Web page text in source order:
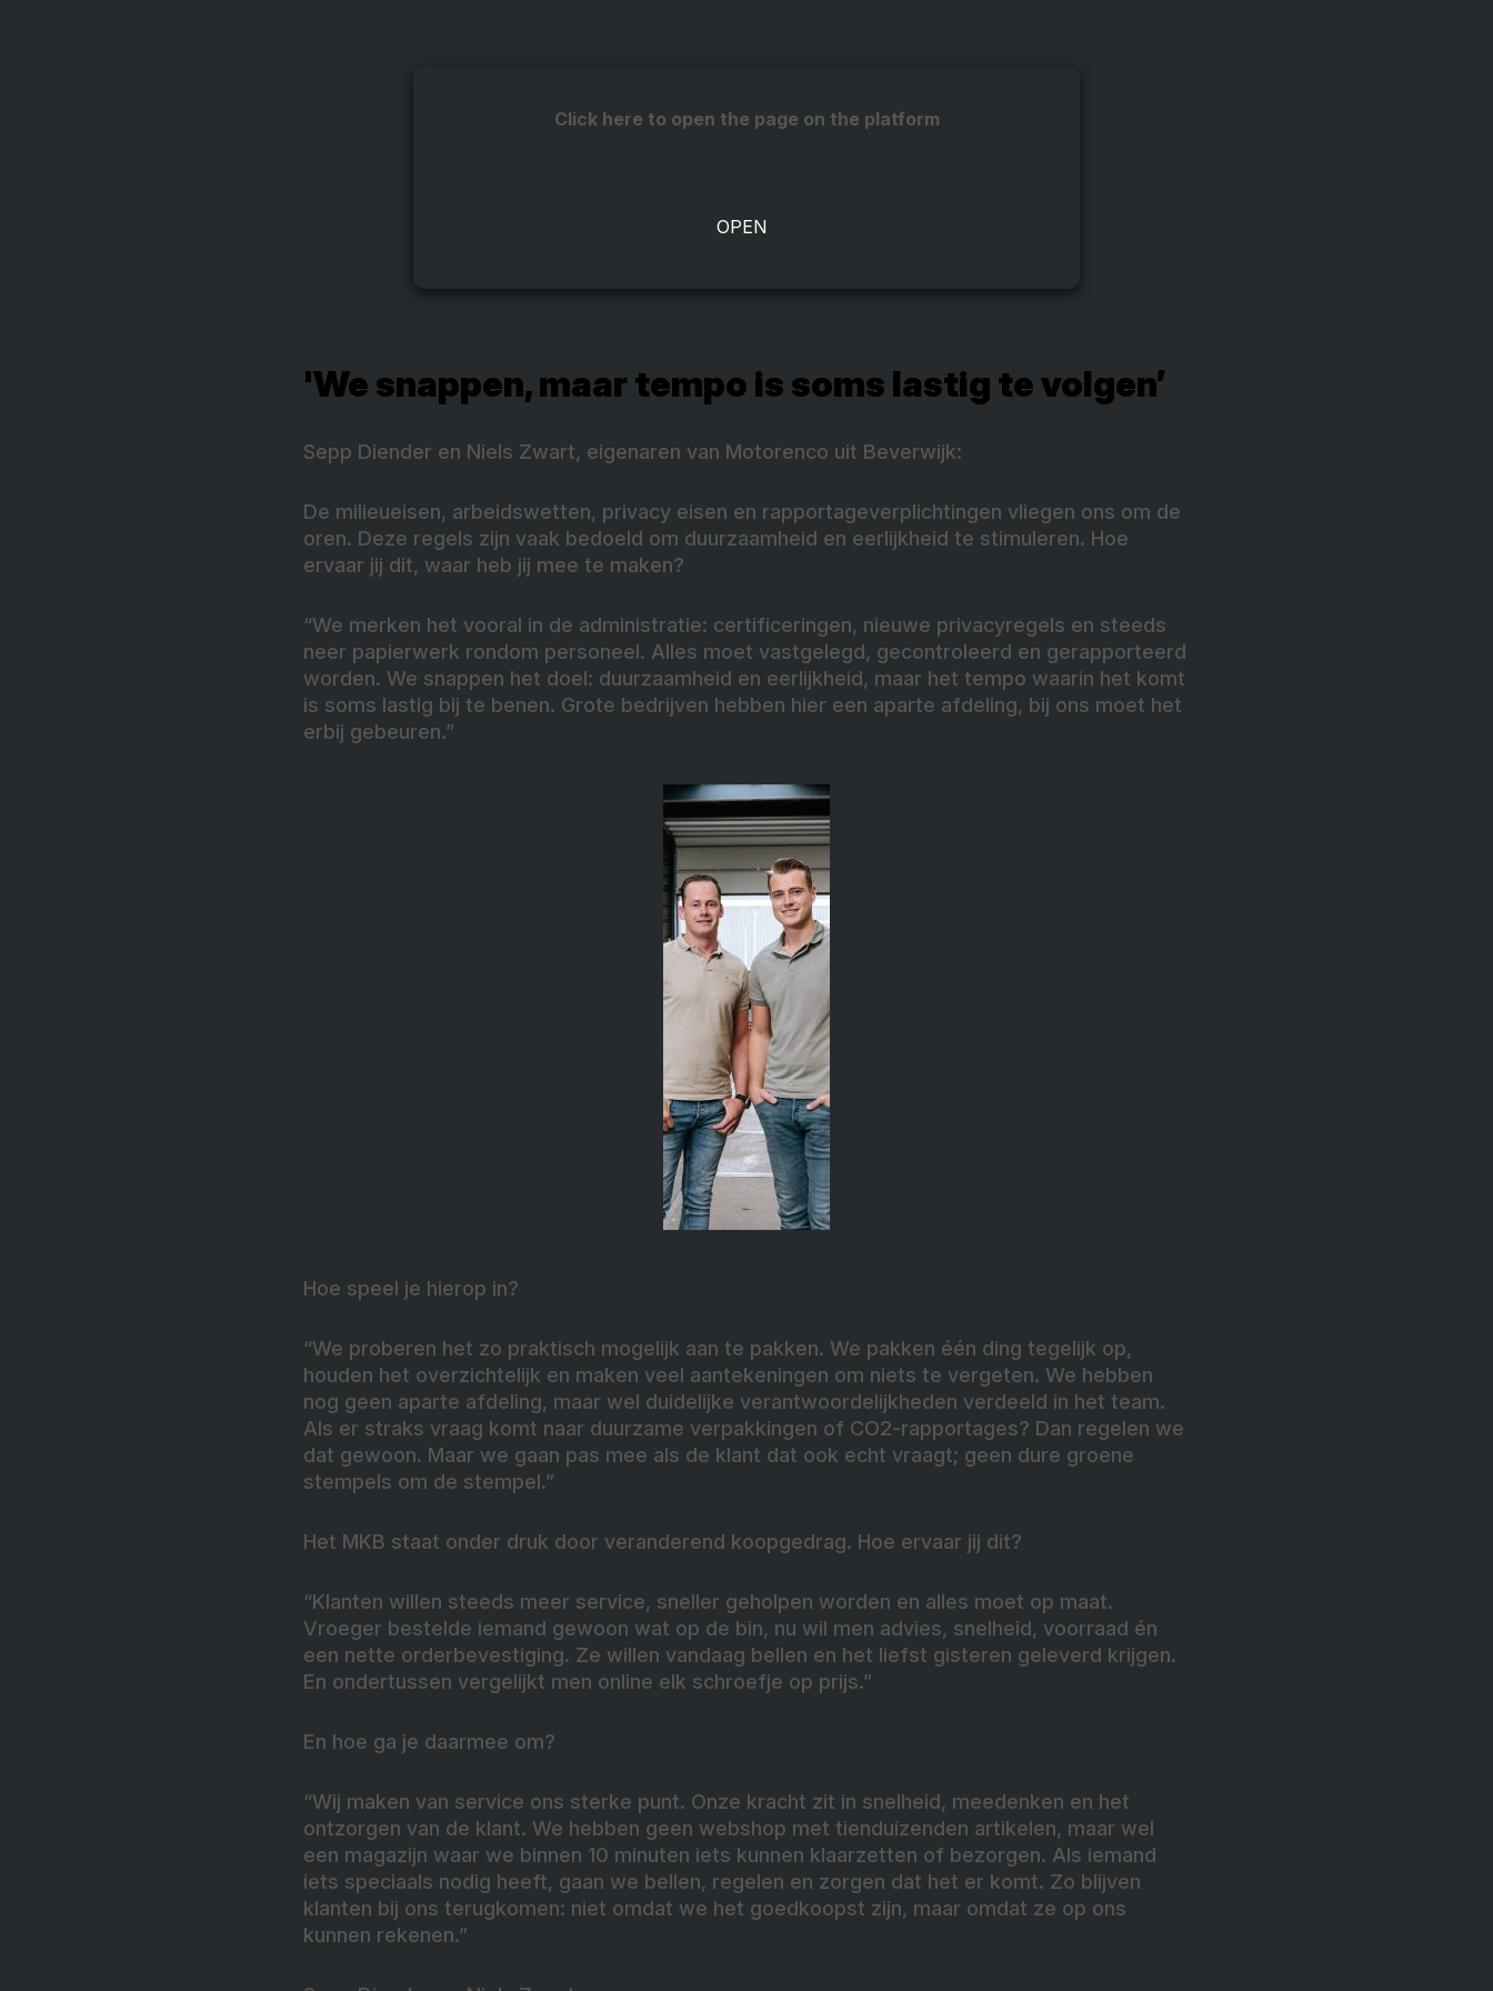
Click here to open the page on the platform
'We snappen, maar tempo is soms lastig te volgen’
Sepp Diender en Niels Zwart, eigenaren van Motorenco uit Beverwijk:
De milieueisen, arbeidswetten, privacy eisen en rapportageverplichtingen vliegen ons om de
oren. Deze regels zijn vaak bedoeld om duurzaamheid en eerlijkheid te stimuleren. Hoe
ervaar jij dit, waar heb jij mee te maken?
“We merken het vooral in de administratie: certificeringen, nieuwe privacyregels en steeds
neer papierwerk rondom personeel. Alles moet vastgelegd, gecontroleerd en gerapporteerd
worden. We snappen het doel: duurzaamheid en eerlijkheid, maar het tempo waarin het komt
is soms lastig bij te benen. Grote bedrijven hebben hier een aparte afdeling, bij ons moet het
erbij gebeuren.”
Hoe speel je hierop in?
“We proberen het zo praktisch mogelijk aan te pakken. We pakken één ding tegelijk op,
houden het overzichtelijk en maken veel aantekeningen om niets te vergeten. We hebben
nog geen aparte afdeling, maar wel duidelijke verantwoordelijkheden verdeeld in het team.
Als er straks vraag komt naar duurzame verpakkingen of CO2-rapportages? Dan regelen we
dat gewoon. Maar we gaan pas mee als de klant dat ook echt vraagt; geen dure groene
stempels om de stempel.”
Het MKB staat onder druk door veranderend koopgedrag. Hoe ervaar jij dit?
“Klanten willen steeds meer service, sneller geholpen worden en alles moet op maat.
Vroeger bestelde iemand gewoon wat op de bin, nu wil men advies, snelheid, voorraad én
een nette orderbevestiging. Ze willen vandaag bellen en het liefst gisteren geleverd krijgen.
En ondertussen vergelijkt men online elk schroefje op prijs.”
En hoe ga je daarmee om?
“Wij maken van service ons sterke punt. Onze kracht zit in snelheid, meedenken en het
ontzorgen van de klant. We hebben geen webshop met tienduizenden artikelen, maar wel
een magazijn waar we binnen 10 minuten iets kunnen klaarzetten of bezorgen. Als iemand
iets speciaals nodig heeft, gaan we bellen, regelen en zorgen dat het er komt. Zo blijven
klanten bij ons terugkomen: niet omdat we het goedkoopst zijn, maar omdat ze op ons
kunnen rekenen.”